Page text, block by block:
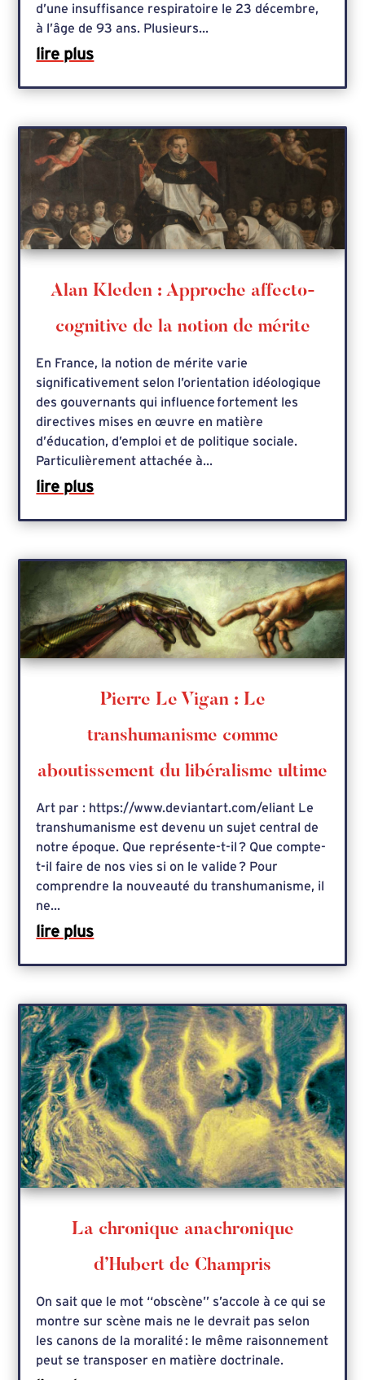
d’une insuffisance respiratoire le 23 décembre,
à l’âge de 93 ans. Plusieurs...
lire plus
Alan Kleden : Approche affecto-
cognitive de la notion de mérite
En France, la notion de mérite varie
significativement selon l’orientation idéologique
des gouvernants qui influence fortement les
directives mises en œuvre en matière
d’éducation, d’emploi et de politique sociale.
Particulièrement attachée à...
lire plus
Pierre Le Vigan : Le
transhumanisme comme
aboutissement du libéralisme ultime
Art par : https://www.deviantart.com/eliant Le
transhumanisme est devenu un sujet central de
notre époque. Que représente-t-il ? Que compte-
t-il faire de nos vies si on le valide ? Pour
comprendre la nouveauté du transhumanisme, il
ne...
lire plus
La chronique anachronique
d’Hubert de Champris
On sait que le mot ‘‘obscène’’ s’accole à ce qui se
montre sur scène mais ne le devrait pas selon
les canons de la moralité : le même raisonnement
peut se transposer en matière doctrinale.